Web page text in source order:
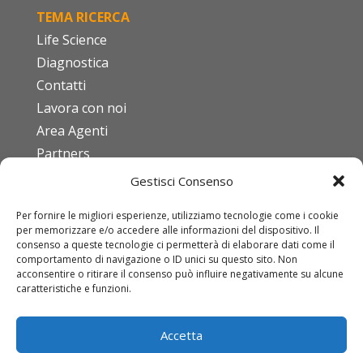
Gestisci Consenso
Per fornire le migliori esperienze, utilizziamo tecnologie come i cookie
per memorizzare e/o accedere alle informazioni del dispositivo. Il
consenso a queste tecnologie ci permetterà di elaborare dati come il
comportamento di navigazione o ID unici su questo sito. Non
acconsentire o ritirare il consenso può influire negativamente su alcune
caratteristiche e funzioni.
Accetta
TEMA RICERCA
Life Science
Diagnostica
Contatti
Lavora con noi
Area Agenti
Partners
Codice etico
ISO 9001:2015
Download DURC
Condizioni di vendita
Mod. Org. D.Lgs 231/01